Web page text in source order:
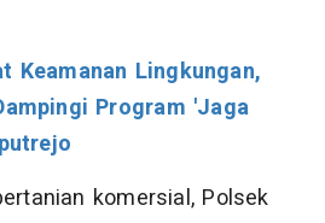
Keamanan Lingkungan,
Program 'Jaga
komersial, Polsek